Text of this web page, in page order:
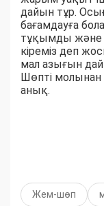
дайын тұр.
бағамдауға
тұқымды және
кіреміз деп
мал азығын
Шөпті
анық.
Жем-шөп